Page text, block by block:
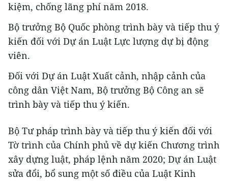
kiệm, chống lãng phí năm 2018.
Bộ trưởng Bộ Quốc phòng trình bày và tiếp thu ý
kiến đối với Dự án Luật Lực lượng dự bị động
viên.
Đối với Dự án Luật Xuất cảnh, nhập cảnh của
công dân Việt Nam, Bộ trưởng Bộ Công an sẽ
trình bày và tiếp thu ý kiến.
Bộ Tư pháp trình bày và tiếp thu ý kiến đối với
Tờ trình của Chính phủ về dự kiến Chương trình
xây dựng luật, pháp lệnh năm 2020; Dự án Luật
sửa đổi, bổ sung một số điều của Luật Kinh